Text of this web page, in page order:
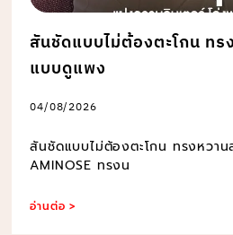
สันชัดแบบไม่ต้องตะโกน ทร
แบบดูแพง
04/08/2026
สันชัดแบบไม่ต้องตะโกน ทรงหวา
AMINOSE ทรงน
อ่านต่อ >